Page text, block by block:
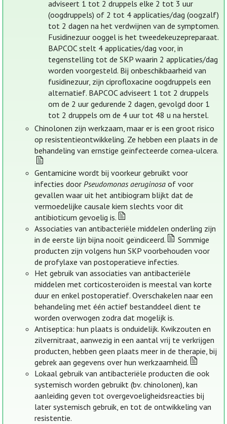
adviseert 1 tot 2 druppels elke 2 tot 3 uur
(oogdruppels) of 2 tot 4 applicaties/dag (oogzalf)
tot 2 dagen na het verdwijnen van de symptomen.
Fusidinezuur ooggel is het tweedekeuzepreparaat.
BAPCOC stelt 4 applicaties/dag voor, in
tegenstelling tot de SKP waarin 2 applicaties/dag
worden voorgesteld. Bij onbeschikbaarheid van
fusidinezuur, zijn ciprofloxacine oogdruppels een
alternatief. BAPCOC adviseert 1 tot 2 druppels
om de 2 uur gedurende 2 dagen, gevolgd door 1
tot 2 druppels om de 4 uur tot 48 u na herstel.
Chinolonen zijn werkzaam, maar er is een groot risico
op resistentieontwikkeling. Ze hebben een plaats in de
behandeling van ernstige geïnfecteerde cornea-ulcera.
Gentamicine wordt bij voorkeur gebruikt voor
infecties doorPseudomonas aeruginosa of voor
gevallen waar uit het antibiogram blijkt dat de
vermoedelijke causale kiem slechts voor dit
antibioticum gevoelig is.
Associaties van antibacteriële middelen onderling zijn
in de eerste lijn bijna nooit geïndiceerd.
Sommige
producten zijn volgens hun SKP voorbehouden voor
de profylaxe van postoperatieve infecties.
Het gebruik van associaties van antibacteriële
middelen met corticosteroïden is meestal van korte
duur en enkel postoperatief. Overschakelen naar een
behandeling met één actief bestanddeel dient te
worden overwogen zodra dat mogelijk is.
Antiseptica: hun plaats is onduidelijk. Kwikzouten en
zilvernitraat, aanwezig in een aantal vrij te verkrijgen
producten, hebben geen plaats meer in de therapie, bij
gebrek aan gegevens over hun werkzaamheid.
Lokaal gebruik van antibacteriële producten die ook
systemisch worden gebruikt (bv. chinolonen), kan
aanleiding geven tot overgevoeligheidsreacties bij
later systemisch gebruik, en tot de ontwikkeling van
resistentie.